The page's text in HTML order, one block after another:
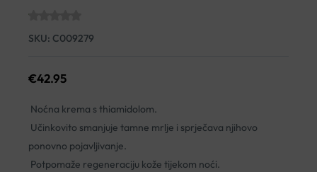
SKU: C009279
€42.95
Noćna krema s thiamidolom.
Učinkovito smanjuje tamne mrlje i sprječava njihovo
ponovno pojavljivanje.
Potpomaže regeneraciju kože tijekom noći.